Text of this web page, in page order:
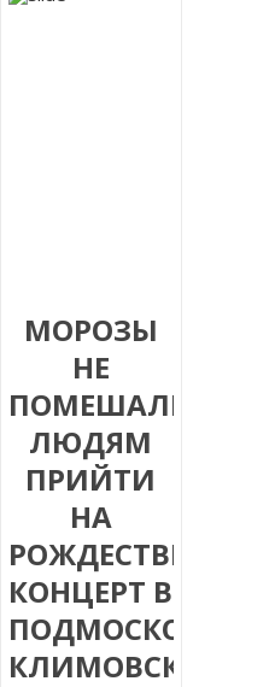
МОРОЗЫ
НЕ
ПОМЕШАЛИ
ЛЮДЯМ
ПРИЙТИ
НА
РОЖДЕСТВЕНСКИЙ
КОНЦЕРТ В
ПОДМОСКОВНОМ
КЛИМОВСКЕ